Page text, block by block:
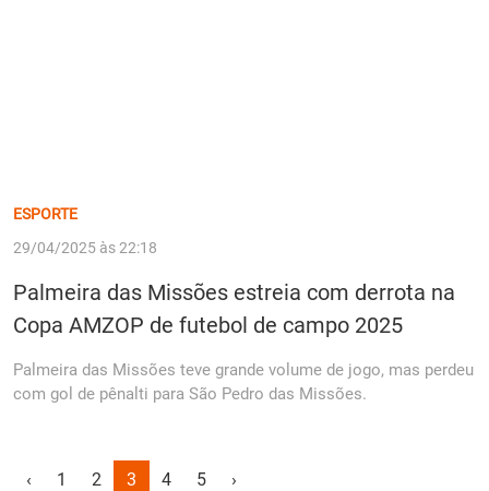
ESPORTE
29/04/2025 às 22:18
Palmeira das Missões estreia com derrota na
Copa AMZOP de futebol de campo 2025
Palmeira das Missões teve grande volume de jogo, mas perdeu
com gol de pênalti para São Pedro das Missões.
‹ 1 2 3 4 5 ›